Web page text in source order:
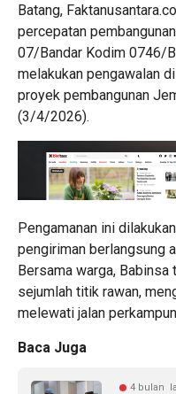
Batang,
percepatan
07/Bandar Kodim 0746/
melakukan pengawalan
proyek pembangunan
(3/4/2026).
Pengamanan ini
pengiriman berlangsung
Bersama warga,
sejumlah titik rawan,
melewati jalan
Baca Juga
4 bulan